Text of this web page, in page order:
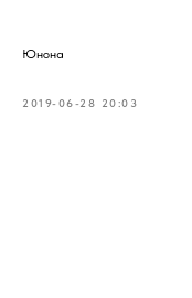
Юнона
2019-06-28 20:03